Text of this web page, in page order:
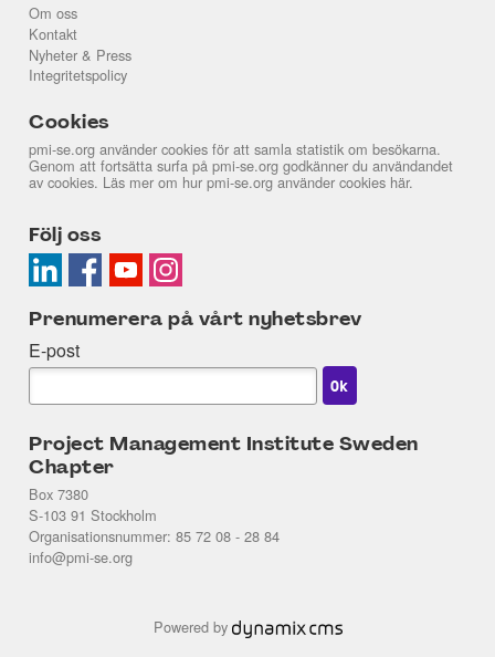
Om oss
Kontakt
Nyheter & Press
Integritetspolicy
Cookies
pmi-se.org använder cookies för att samla statistik om besökarna.
Genom att fortsätta surfa på pmi-se.org godkänner du användandet
av cookies. Läs mer om hur pmi-se.org använder cookies här.
Följ oss
Prenumerera på vårt nyhetsbrev
E-post
Project Management Institute Sweden
Chapter
Box 7380
S-103 91 Stockholm
Organisationsnummer: 85 72 08 - 28 84
info@pmi-se.org
Powered by